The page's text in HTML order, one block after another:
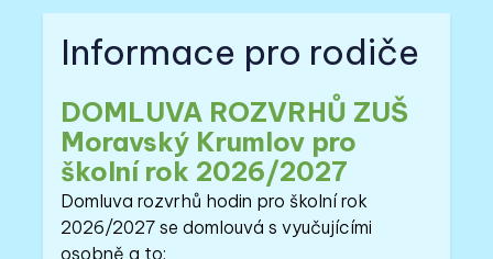
Informace pro rodiče
DOMLUVA ROZVRHŮ ZUŠ
Moravský Krumlov pro
školní rok 2026/2027
Domluva rozvrhů hodin pro školní rok
2026/2027 se domlouvá s vyučujícími
osobně a to: